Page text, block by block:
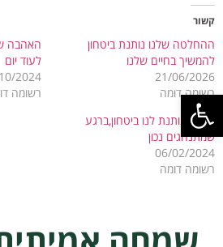
פתח סרגל נגישות
קשור
ההחלטה שלנו נותנת ביטחון
להמשיך בחיים שלנו
21/06/2026
רשומה דומה
האהבה
לעוד יום
2024
רשומה
אהבה נותנת לנו ביטחון,ברגע
שמתנהגים נכון
06/02/2024
רשומה דומה